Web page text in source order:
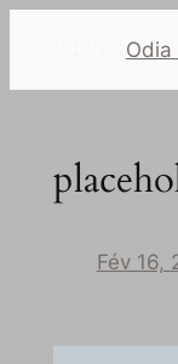
Odia
Fév 16,